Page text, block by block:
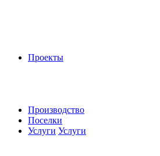
Проекты
Производство
Поселки
Услуги Услуги